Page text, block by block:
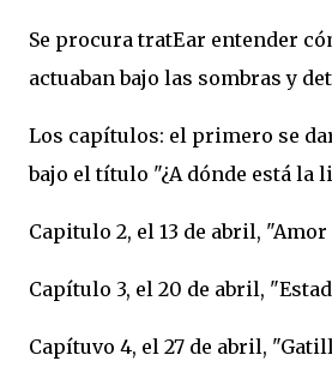
Se procura tratEar entender
actuaban bajo las sombras y
Los capítulos: el primero se
bajo el título "¿A dónde está la
Capitulo 2, el 13 de abril,
Capítulo 3, el 20 de abril,
Capítuvo 4, el 27 de abril,